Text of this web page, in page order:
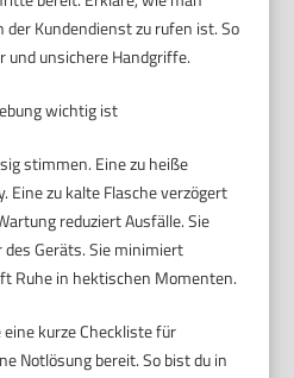
Kundendienst zu rufen ist. So
und unsichere Handgriffe.
wichtig ist
stimmen. Eine zu heiße
Eine zu kalte Flasche verzögert
reduziert Ausfälle. Sie
Geräts. Sie minimiert
Ruhe in hektischen Momenten.
kurze Checkliste für
Notlösung bereit. So bist du in